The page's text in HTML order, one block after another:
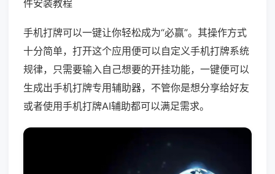
件安装教程
手机打牌可以一键让你轻松成为“必赢”。其操作方式
十分简单，打开这个应用便可以自定义手机打牌系统
规律，只需要输入自己想要的开挂功能，一键便可以
生成出手机打牌专用辅助器，不管你是想分享给好友
或者使用手机打牌AI辅助都可以满足需求。